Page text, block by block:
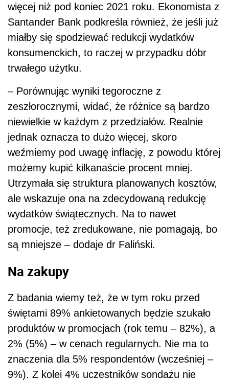
więcej niż pod koniec 2021 roku. Ekonomista z
Santander Bank podkreśla również, że jeśli już
miałby się spodziewać redukcji wydatków
konsumenckich, to raczej w przypadku dóbr
trwałego użytku.
– Porównując wyniki tegoroczne z
zeszłorocznymi, widać, że różnice są bardzo
niewielkie w każdym z przedziałów. Realnie
jednak oznacza to dużo więcej, skoro
weźmiemy pod uwagę inflację, z powodu której
możemy kupić kilkanaście procent mniej.
Utrzymała się struktura planowanych kosztów,
ale wskazuje ona na zdecydowaną redukcję
wydatków świątecznych. Na to nawet
promocje, też zredukowane, nie pomagają, bo
są mniejsze – dodaje dr Faliński.
Na zakupy
Z badania wiemy też, że w tym roku przed
świętami 89% ankietowanych będzie szukało
produktów w promocjach (rok temu – 82%), a
2% (5%) – w cenach regularnych. Nie ma to
znaczenia dla 5% respondentów (wcześniej –
9%). Z kolei 4% uczestników sondażu nie